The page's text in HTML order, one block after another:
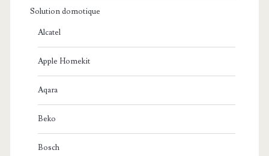
Solution domotique
Alcatel
Apple Homekit
Aqara
Beko
Bosch